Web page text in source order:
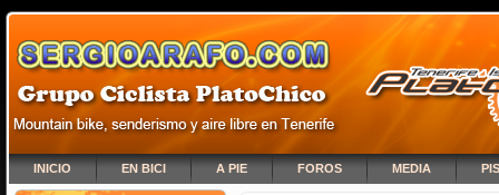
INICIO EN BICI A PIE FOROS MEDIA